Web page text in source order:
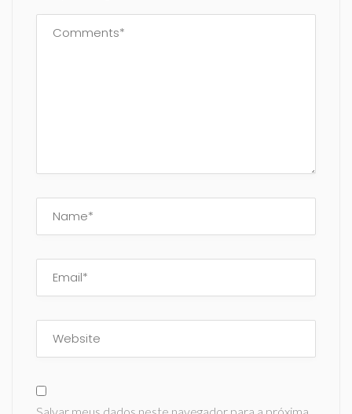
Salvar meus dados neste navegador para a próxima